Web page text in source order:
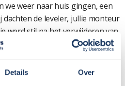
Details Over
we weer naar huis gingen, een
dachten de leveler, jullie monteur
werd stil na het verwijderen van
z’n pootjes wel steeds keurig
Wij kort daarna naar jullie
piepje te signaleren dat de